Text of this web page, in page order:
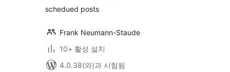
schedued posts
Frank Neumann-Staude
10+ 활성 설치
4.0.38(와)과 시험됨